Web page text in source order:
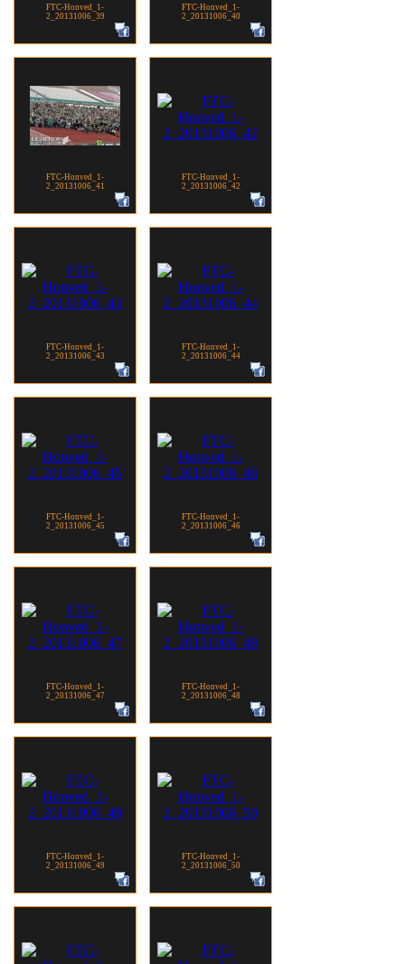
FTC-Honved_1-
2_20131006_39
FTC-Honved_1-
2_20131006_40
FTC-Honved_1-
2_20131006_41
FTC-Honved_1-
2_20131006_42
FTC-Honved_1-
2_20131006_43
FTC-Honved_1-
2_20131006_44
FTC-Honved_1-
2_20131006_45
FTC-Honved_1-
2_20131006_46
FTC-Honved_1-
2_20131006_47
FTC-Honved_1-
2_20131006_48
FTC-Honved_1-
2_20131006_49
FTC-Honved_1-
2_20131006_50